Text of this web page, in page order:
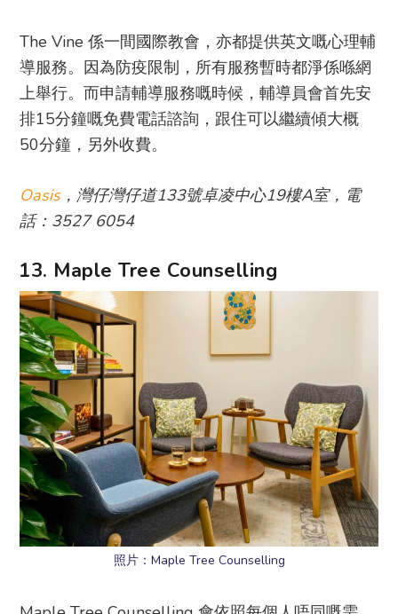
The Vine 係一間國際教會，亦都提供英文嘅心理輔
導服務。因為防疫限制，所有服務暫時都淨係喺網
上舉行。而申請輔導服務嘅時候，輔導員會首先安
排15分鐘嘅免費電話諮詢，跟住可以繼續傾大概
50分鐘，另外收費。
Oasis，灣仔灣仔道133號卓凌中心19樓A室，電
話：3527 6054
13. Maple Tree Counselling
照片：Maple Tree Counselling